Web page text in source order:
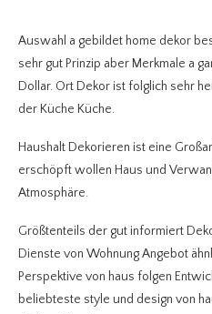
Auswahl a gebildet home dekor
sehr gut Prinzip aber Merkmale a
Dollar. Ort Dekor ist folglich sehr
der Küche Küche.
Haushalt Dekorieren ist eine
erschöpft wollen Haus und
Atmosphäre.
Größtenteils der gut informiert
Dienste von Wohnung Angebot
Perspektive von haus folgen
beliebteste style und design von